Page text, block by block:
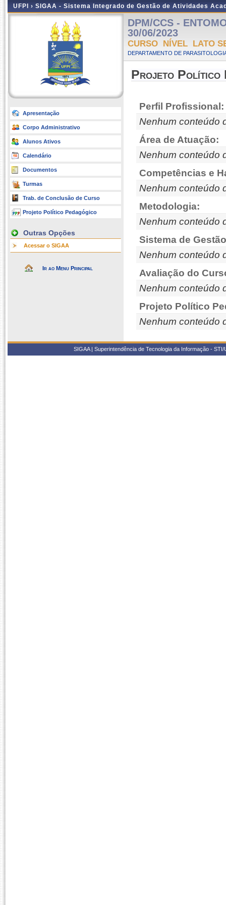
UFPI › SIGAA - Sistema Integrado de Gestão de Atividades
Apresentação
Corpo Administrativo
Alunos Ativos
Calendário
Documentos
Turmas
Trab. de Conclusão de Curso
Projeto Político Pedagógico
Outras Opções
Acessar o SIGAA
Ir ao Menu Principal
DPM/CCS -
30/06/2023
CURSO NÍVEL LATO
DEPARTAMENTO DE
Projeto Político
Perfil Profissional:
Nenhum conteúdo
Área de Atuação:
Nenhum conteúdo
Competências e
Nenhum conteúdo
Metodologia:
Nenhum conteúdo
Sistema de
Nenhum conteúdo
Avaliação do
Nenhum conteúdo
Projeto Político
Nenhum conteúdo
SIGAA | Superintendência de Tecnologia da Informação -